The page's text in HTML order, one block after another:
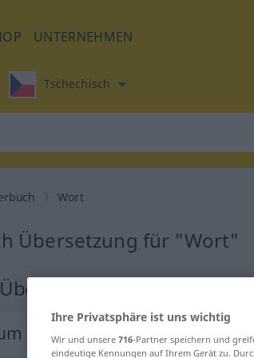
UNTERNEHMEN
Tschechisch
Wort
Übersetzung für "Wort"
Ihre Privatsphäre ist uns wichtig
Wir und unsere 716-Partner speichern und
eindeutige Kennungen auf Ihrem Gerät zu.